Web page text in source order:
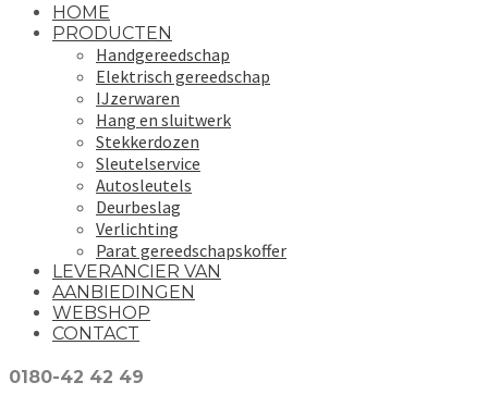
HOME
PRODUCTEN
Handgereedschap
Elektrisch gereedschap
IJzerwaren
Hang en sluitwerk
Stekkerdozen
Sleutelservice
Autosleutels
Deurbeslag
Verlichting
Parat gereedschapskoffer
LEVERANCIER VAN
AANBIEDINGEN
WEBSHOP
CONTACT
0180-42 42 49